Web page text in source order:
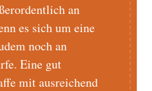
an
es sich um eine
noch an
Eine gut
mit ausreichend